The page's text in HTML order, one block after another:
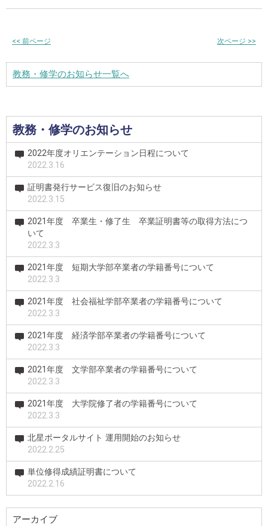
<< 前ページ 次ページ >>
教務・修学のお知らせ一覧へ
教務・修学のお知らせ
2022年度オリエンテーション日程について
2022.3.16
証明書発行サービス復旧のお知らせ
2022.3.15
2021年度 卒業生・修了生 卒業証明書等の取得方法につ
いて
2022.3.3
2021年度 短期大学部卒業者の学籍番号について
2022.3.3
2021年度 社会福祉学部卒業者の学籍番号について
2022.3.3
2021年度 経済学部卒業者の学籍番号について
2022.3.3
2021年度 文学部卒業者の学籍番号について
2022.3.3
2021年度 大学院修了者の学籍番号について
2022.3.3
北星ポータルサイト 運用開始のお知らせ
2022.2.25
単位修得成績証明書について
2022.2.16
アーカイブ